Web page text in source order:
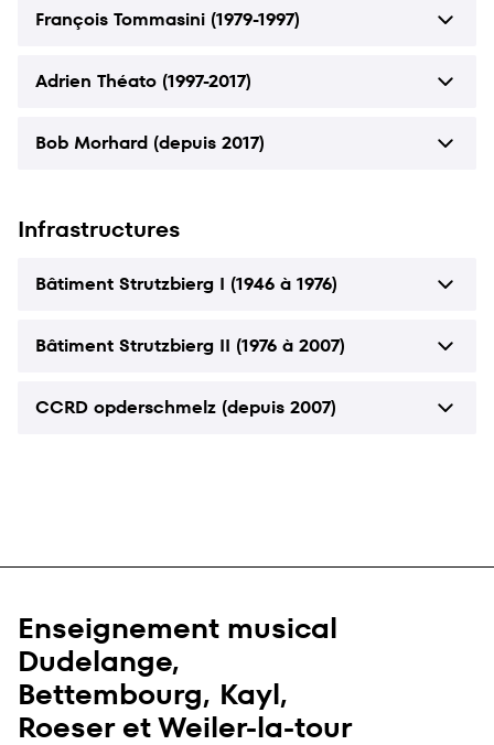
François Tommasini (1979-1997)
Adrien Théato (1997-2017)
Bob Morhard (depuis 2017)
Infrastructures
Bâtiment Strutzbierg I (1946 à 1976)
Bâtiment Strutzbierg II (1976 à 2007)
CCRD opderschmelz (depuis 2007)
Enseignement musical
Dudelange,
Bettembourg, Kayl,
Roeser et Weiler-la-tour